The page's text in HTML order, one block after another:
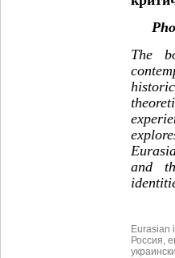
The
and
Eurasian
Россия